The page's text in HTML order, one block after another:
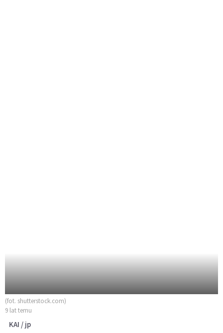
(fot. shutterstock.com)
9 lat temu
KAI / jp